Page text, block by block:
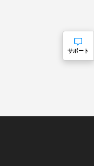
サポート